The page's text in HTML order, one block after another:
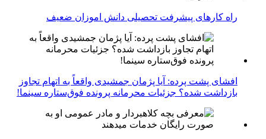
راه کارهای پیشرفت تحصیلی دانش اموزان ضعیف
افشای پشت پرده: آیا پژمان جمشیدی واقعاً به اتهام تجاوز
بازداشت شده؟ جزئیات محرمانه پرونده فوق‌ستاره سینما!